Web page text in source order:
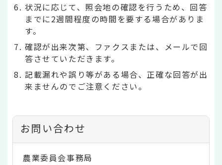
状況に応じて、照会地の確認を行うため、回答
までに2週間程度の時間を要する場合がありま
す。
確認が出来次第、ファクスまたは、メールで回
答させていただきます。
記載漏れや誤り等がある場合、正確な回答が出
来ませんのでご注意ください。
お問い合わせ
農業委員会事務局